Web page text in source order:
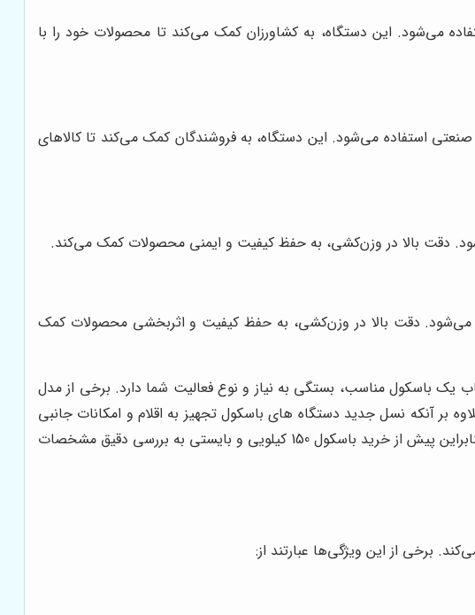
و غلات استفاده می‌شود. این دستگاه، به کشاورزان کمک می‌کند تا محصولات خود را با
و محصولات صنعتی استفاده می‌شود. این دستگاه، به فروشندگان کمک می‌کند تا کالاهای
و محصولات نهایی استفاده می‌شود. دقت بالا در وزن‌کشی، به حفظ کیفیت و اثربخشی محصولات کمک
قرار می‌گیرد. انتخاب یک باسکول مناسب، بستگی به نیاز و نوع فعالیت شما دارد. برخی از مدل
علاوه بر آنکه نسل جدید دستگاه های باسکول تجهیز به اقلام و امکانات جانبی
هستند که امکان نمایش وزن، تاریخ و زمان، ثبت داده ها، و قابلیت اتصال به نرم‌افزارهای مدیریت را فراهم می آورند. بنابراین پیش از خرید باسکول 150 کیلویی و بایستی به بررسی دقیق مشخصات